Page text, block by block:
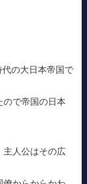
代の大日本帝国で
ので帝国の日本
主人公はその広